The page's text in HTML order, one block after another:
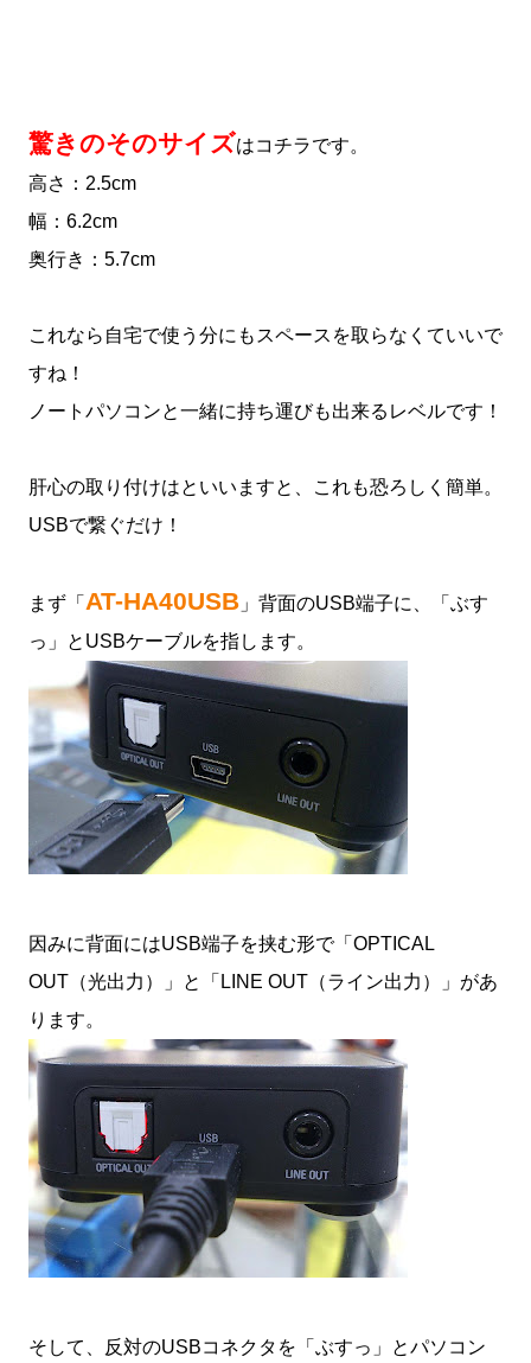
驚きのそのサイズはコチラです。
高さ：2.5cm
幅：6.2cm
奥行き：5.7cm
これなら自宅で使う分にもスペースを取らなくていいで
すね！
ノートパソコンと一緒に持ち運びも出来るレベルです！
肝心の取り付けはといいますと、これも恐ろしく簡単。
USBで繋ぐだけ！
まず「 AT-HA40USB 」背面のUSB端子に、「ぶす
っ」とUSBケーブルを指します。
因みに背面にはUSB端子を挟む形で「OPTICAL
OUT（光出力）」と「LINE OUT（ライン出力）」があ
ります。
そして、反対のUSBコネクタを「ぶすっ」とパソコン